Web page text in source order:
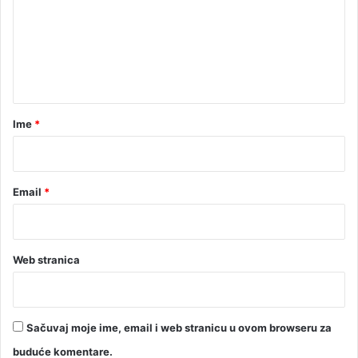
rIme *
Email *
Web stranica
Sačuvaj moje ime, email i web stranicu u ovom browseru za
buduće komentare.